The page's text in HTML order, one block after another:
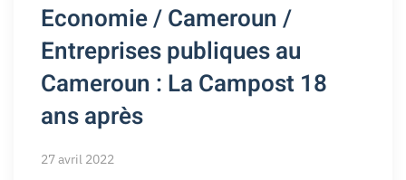
Economie / Cameroun /
Entreprises publiques au
Cameroun : La Campost 18
ans après
27 avril 2022